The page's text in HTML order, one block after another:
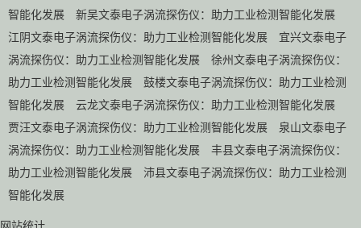
智能化发展
新吴文泰电子涡流探伤仪：助力工业检测智能化发展
江阴文泰电子涡流探伤仪：助力工业检测智能化发展
宜兴文泰电子
涡流探伤仪：助力工业检测智能化发展
徐州文泰电子涡流探伤仪：
助力工业检测智能化发展
鼓楼文泰电子涡流探伤仪：助力工业检测
智能化发展
云龙文泰电子涡流探伤仪：助力工业检测智能化发展
贾汪文泰电子涡流探伤仪：助力工业检测智能化发展
泉山文泰电子
涡流探伤仪：助力工业检测智能化发展
丰县文泰电子涡流探伤仪：
助力工业检测智能化发展
沛县文泰电子涡流探伤仪：助力工业检测
智能化发展